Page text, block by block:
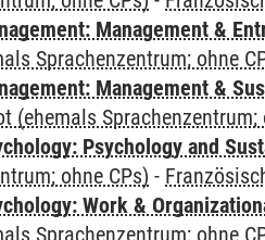
Management &
Sprachenzentrum; ohne
Management &
(ehemals Sprachenzentrum;
Psychology and
ohne CPs) -
Work &
Sprachenzentrum; ohne